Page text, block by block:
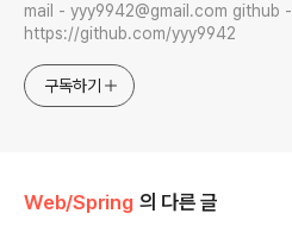
mail - yyy9942@gmail.com github -
https://github.com/yyy9942
구독하기
Web/Spring 의 다른 글